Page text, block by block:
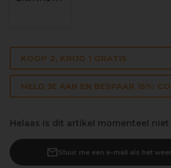
KOOP 2, KRIJG 1 GRATIS
MELD JE AAN EN BESPAAR 15%:
Helaas is dit artikel momenteel
Stuur me een e-mail als het